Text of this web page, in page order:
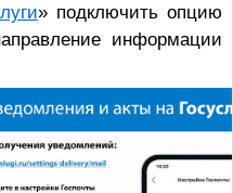
» подключить опцию
информации